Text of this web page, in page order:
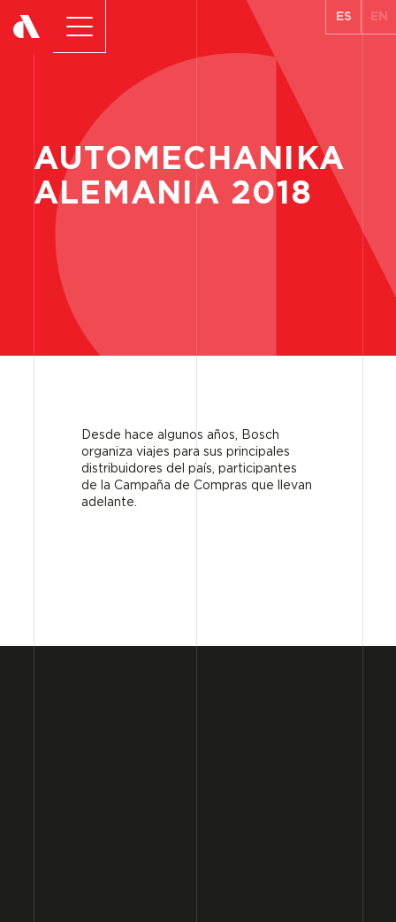
ES EN
AUTOMECHANIKA
ALEMANIA 2018
Desde hace algunos años, Bosch
organiza viajes para sus principales
distribuidores del país, participantes
de la Campaña de Compras que llevan
adelante.